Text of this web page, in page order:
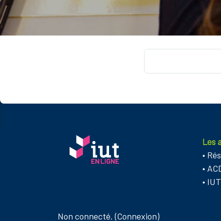
Les
•
•
•
Non connecté. (Connexion)